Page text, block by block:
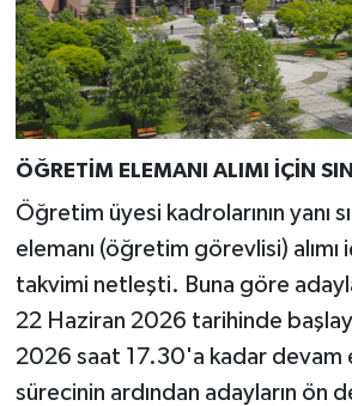
ÖĞRETİM ELEMANI ALIMI İÇİN
Öğretim üyesi kadrolarının yanı
elemanı (öğretim görevlisi) alımı
takvimi netleşti. Buna göre
22 Haziran 2026 tarihinde
2026 saat 17.30'a kadar devam
sürecinin ardından adayların ön